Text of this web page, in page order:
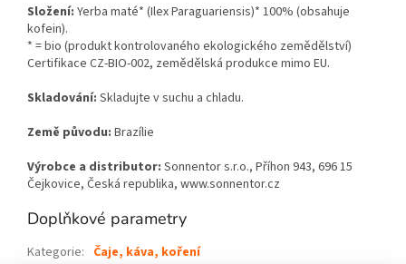
Složení: Yerba maté* (Ilex Paraguariensis)* 100% (obsahuje
kofein).
* = bio (produkt kontrolovaného ekologického zemědělství)
Certifikace CZ-BIO-002, zemědělská produkce mimo EU.
Skladování: Skladujte v suchu a chladu.
Země původu: Brazílie
Výrobce a distributor: Sonnentor s.r.o., Příhon 943, 696 15
Čejkovice, Česká republika, www.sonnentor.cz
Doplňkové parametry
Kategorie: Čaje, káva, koření